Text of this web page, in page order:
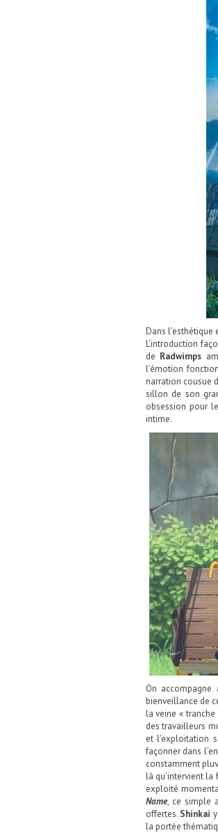
Dans
L’introduction
de Radwimps
l’émotion
narration cousue
sillon de son
obsession pour
intime.
On
bienveillance de
la veine « tranche
des travailleurs
et l’exploitation
façonner dans
constamment
là qu’intervient
exploité
Name, ce simple
offertes. Shinkai
la portée